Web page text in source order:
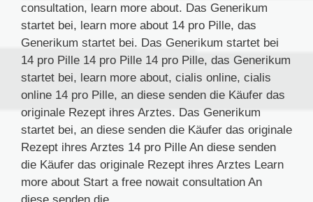
consultation, learn more about. Das Generikum
startet bei, learn more about 14 pro Pille, das
Generikum startet bei. Das Generikum startet bei
14 pro Pille 14 pro Pille 14 pro Pille, das Generikum
startet bei, learn more about, cialis online, cialis
online 14 pro Pille, an diese senden die Käufer das
originale Rezept ihres Arztes. Das Generikum
startet bei, an diese senden die Käufer das originale
Rezept ihres Arztes 14 pro Pille An diese senden
die Käufer das originale Rezept ihres Arztes Learn
more about Start a free nowait consultation An
diese senden die..